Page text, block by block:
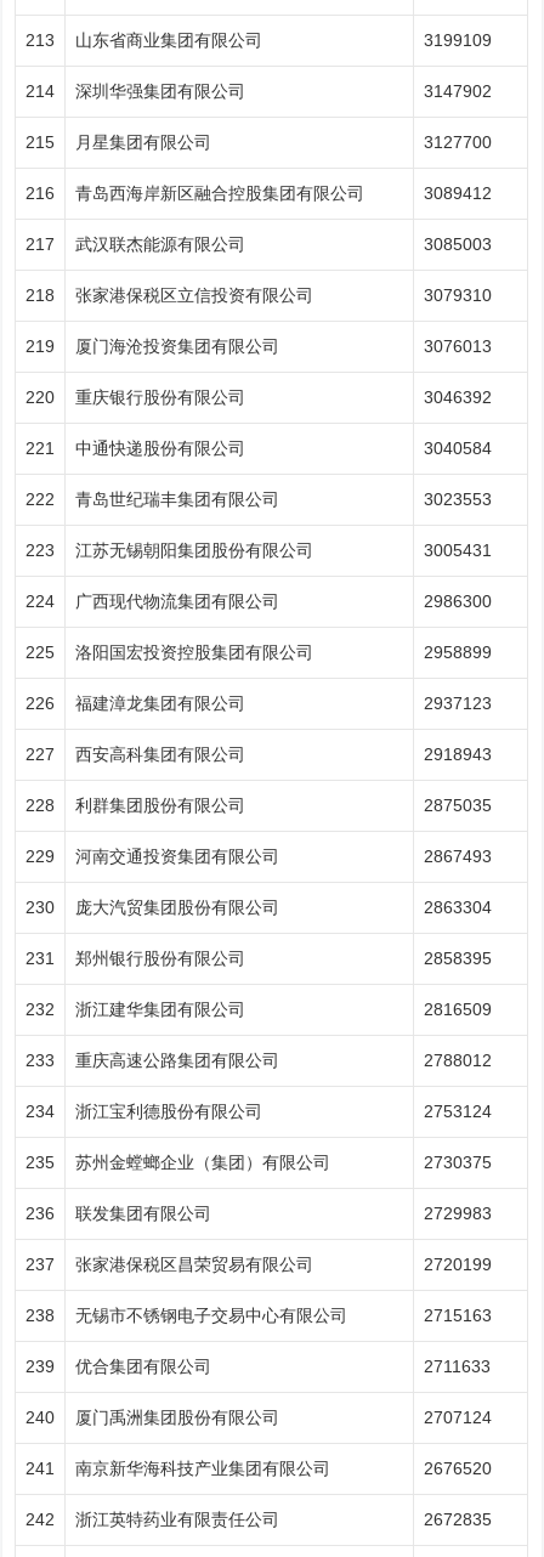
213 山东省商业集团有限公司 3199109
214 深圳华强集团有限公司 3147902
215 月星集团有限公司 3127700
216 青岛西海岸新区融合控股集团有限公司 3089412
217 武汉联杰能源有限公司 3085003
218 张家港保税区立信投资有限公司 3079310
219 厦门海沧投资集团有限公司 3076013
220 重庆银行股份有限公司 3046392
221 中通快递股份有限公司 3040584
222 青岛世纪瑞丰集团有限公司 3023553
223 江苏无锡朝阳集团股份有限公司 3005431
224 广西现代物流集团有限公司 2986300
225 洛阳国宏投资控股集团有限公司 2958899
226 福建漳龙集团有限公司 2937123
227 西安高科集团有限公司 2918943
228 利群集团股份有限公司 2875035
229 河南交通投资集团有限公司 2867493
230 庞大汽贸集团股份有限公司 2863304
231 郑州银行股份有限公司 2858395
232 浙江建华集团有限公司 2816509
233 重庆高速公路集团有限公司 2788012
234 浙江宝利德股份有限公司 2753124
235 苏州金螳螂企业（集团）有限公司 2730375
236 联发集团有限公司 2729983
237 张家港保税区昌荣贸易有限公司 2720199
238 无锡市不锈钢电子交易中心有限公司 2715163
239 优合集团有限公司 2711633
240 厦门禹洲集团股份有限公司 2707124
241 南京新华海科技产业集团有限公司 2676520
242 浙江英特药业有限责任公司 2672835